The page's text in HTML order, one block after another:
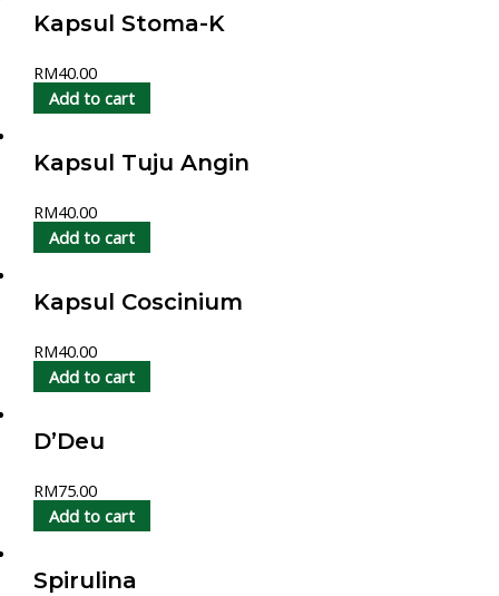
Kapsul Stoma-K
RM40.00
Add to cart
Kapsul Tuju Angin
RM40.00
Add to cart
Kapsul Coscinium
RM40.00
Add to cart
D’Deu
RM75.00
Add to cart
Spirulina